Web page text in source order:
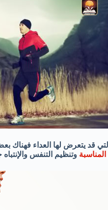
قد يتعرض لها العداء فهناك
المناسبة وتنظيم التنفس